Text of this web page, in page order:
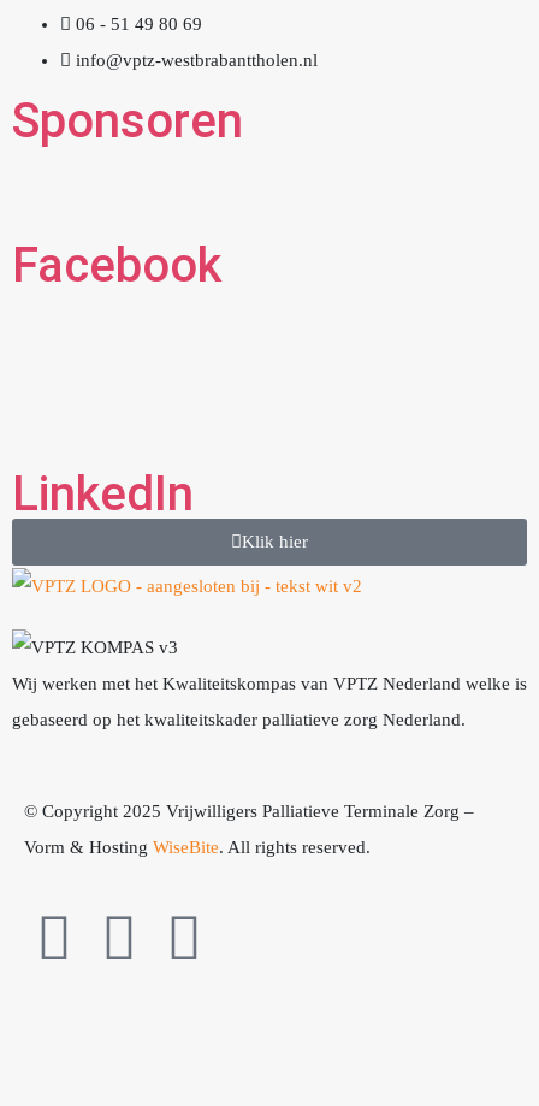
06 - 51 49 80 69
info@vptz-westbrabanttholen.nl
Sponsoren
Facebook
LinkedIn
Klik hier
Wij werken met het Kwaliteitskompas van VPTZ Nederland welke is
gebaseerd op het kwaliteitskader palliatieve zorg Nederland.
© Copyright 2025 Vrijwilligers Palliatieve Terminale Zorg –
Vorm & Hosting WiseBite. All rights reserved.